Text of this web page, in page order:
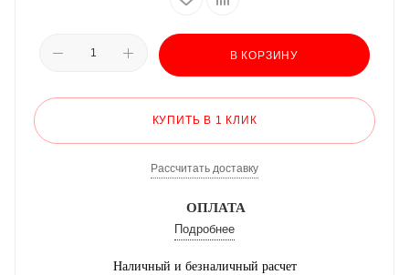
В КОРЗИНУ
КУПИТЬ В 1 КЛИК
Рассчитать доставку
ОПЛАТА
Подробнее
Наличный и безналичный расчет